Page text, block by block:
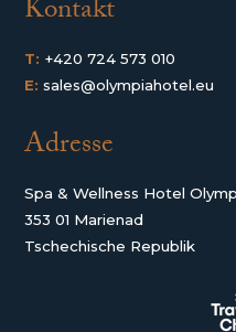
Kontakt
T: +420 724 573 010
E: sales@olympiahotel.eu
Adresse
Spa & Wellness Hotel
353 01 Marienad
Tschechische Republik